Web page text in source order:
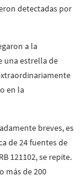
detectadas por
a la
una estrella de
en la
breves, es
de 24 fuentes de
121102, se repite.
más de 200